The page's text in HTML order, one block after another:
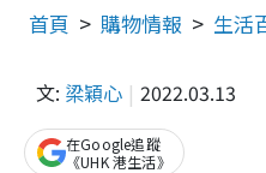
首頁 購物情報 生活
文: 梁穎心 2022.03.13
在Google追蹤
《UHK 港生活》